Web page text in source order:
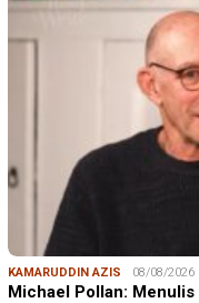
KAMARUDDIN AZIS 08/08/2026
Michael Pollan: